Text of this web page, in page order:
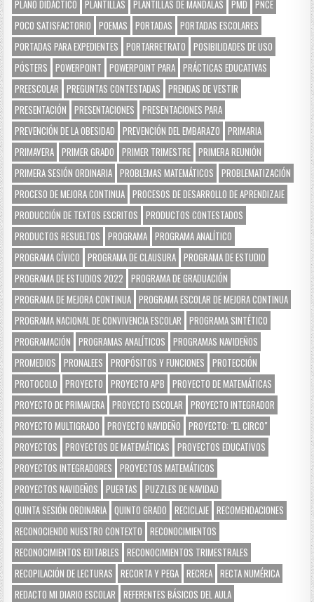
PLANO DIDÁCTICO PLANTILLAS PLANTILLAS DE MANDALAS PMD
PNCE
POCO SATISFACTORIO
POEMAS PORTADAS
PORTADAS ESCOLARES
PORTADAS PARA EXPEDIENTES
PORTARRETRATO
POSIBILIDADES DE USO
PÓSTERS
POWERPOINT POWERPOINT PARA PRÁCTICAS EDUCATIVAS
PREESCOLAR
PREGUNTAS CONTESTADAS
PRENDAS DE VESTIR
PRESENTACIÓN
PRESENTACIONES
PRESENTACIONES PARA
PREVENCIÓN DE LA OBESIDAD
PREVENCIÓN DEL EMBARAZO
PRIMARIA
PRIMAVERA PRIMER GRADO PRIMER TRIMESTRE PRIMERA REUNIÓN
PRIMERA SESIÓN ORDINARIA PROBLEMAS MATEMÁTICOS
PROBLEMATIZACIÓN
PROCESO DE MEJORA CONTINUA PROCESOS DE DESARROLLO DE APRENDIZAJE
PRODUCCIÓN DE TEXTOS ESCRITOS
PRODUCTOS CONTESTADOS
PRODUCTOS RESUELTOS
PROGRAMA PROGRAMA ANALÍTICO
PROGRAMA CÍVICO
PROGRAMA DE CLAUSURA PROGRAMA DE ESTUDIO
PROGRAMA DE ESTUDIOS 2022
PROGRAMA DE GRADUACIÓN
PROGRAMA DE MEJORA CONTINUA PROGRAMA ESCOLAR DE MEJORA CONTINUA
PROGRAMA NACIONAL DE CONVIVENCIA ESCOLAR
PROGRAMA SINTÉTICO
PROGRAMACIÓN
PROGRAMAS ANALÍTICOS
PROGRAMAS NAVIDEÑOS
PROMEDIOS
PRONALEES PROPÓSITOS Y FUNCIONES
PROTECCIÓN
PROTOCOLO
PROYECTO PROYECTO APB
PROYECTO DE MATEMÁTICAS
PROYECTO DE PRIMAVERA PROYECTO ESCOLAR
PROYECTO INTEGRADOR
PROYECTO MULTIGRADO
PROYECTO NAVIDEÑO
PROYECTO: "EL CIRCO"
PROYECTOS
PROYECTOS DE MATEMÁTICAS
PROYECTOS EDUCATIVOS
PROYECTOS INTEGRADORES
PROYECTOS MATEMÁTICOS
PROYECTOS NAVIDEÑOS
PUERTAS
PUZZLES DE NAVIDAD
QUINTA SESIÓN ORDINARIA QUINTO GRADO RECICLAJE RECOMENDACIONES
RECONOCIENDO NUESTRO CONTEXTO
RECONOCIMIENTOS
RECONOCIMIENTOS EDITABLES
RECONOCIMIENTOS TRIMESTRALES
RECOPILACIÓN DE LECTURAS
RECORTA Y PEGA RECREA RECTA NUMÉRICA
REDACTO MI DIARIO ESCOLAR
REFERENTES BÁSICOS DEL AULA